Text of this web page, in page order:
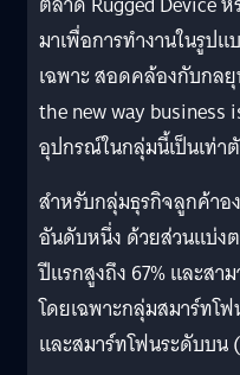
มาเพื่อการทำงานในรูป
เฉพาะ สอดคล้องกับกล
the new way business
อุปกรณ์ในกลุ่มนี้เป็นเท่า
สำหรับกลุ่มธุรกิจลูกค้าอ
อันดับหนึ่ง ด้วยส่วนแบ่ง
ปีแรกสูงถึง 67% และสา
โดยเฉพาะกลุ่มสมาร์ทโ
และสมาร์ทโฟนระดับบน